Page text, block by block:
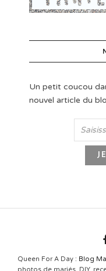
Un petit coucou
nouvel article du
Queen For A Day : Blog